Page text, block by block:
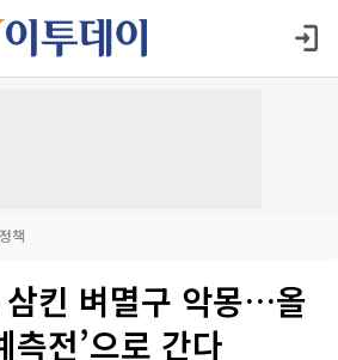
책
킨 벼멸구 악몽…올
측전’으로 간다